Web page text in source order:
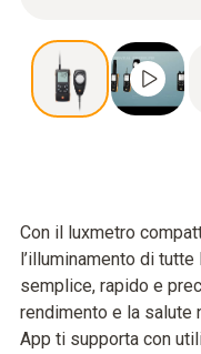
Con il luxmetro
l’illuminamento di
semplice, rapido e
rendimento e la salute
App ti supporta con